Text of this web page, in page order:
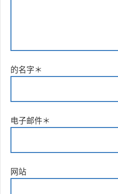
的名字＊
电子邮件＊
网站